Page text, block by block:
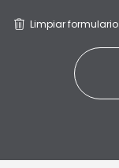
Limpiar formulario